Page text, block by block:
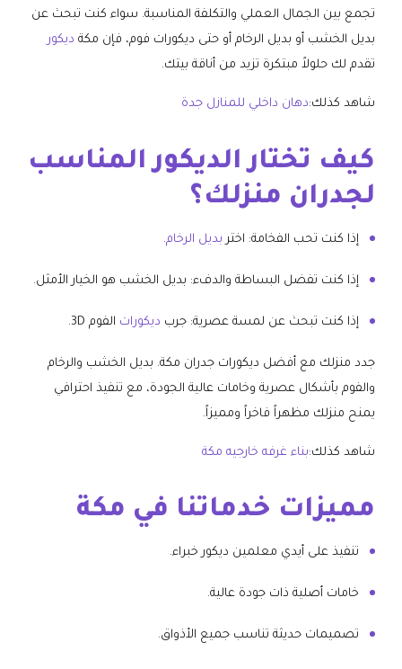
تجمع بين الجمال العملي والتكلفة المناسبة. سواء كنت تبحث عن
بديل الخشب أو بديل الرخام أو حتى ديكورات فوم، فإن مكة ديكور
تقدم لك حلولاً مبتكرة تزيد من أناقة بيتك.
شاهد كذلك:دهان داخلي للمنازل جدة
كيف تختار الديكور المناسب
لجدران منزلك؟
إذا كنت تحب الفخامة: اختر بديل الرخام.
إذا كنت تفضل البساطة والدفء: بديل الخشب هو الخيار الأمثل.
إذا كنت تبحث عن لمسة عصرية: جرب ديكورات الفوم 3D.
جدد منزلك مع أفضل ديكورات جدران مكة. بديل الخشب والرخام
والفوم بأشكال عصرية وخامات عالية الجودة، مع تنفيذ احترافي
يمنح منزلك مظهراً فاخراً ومميزاً.
شاهد كذلك:بناء غرفه خارجيه مكة
مميزات خدماتنا في مكة
تنفيذ على أيدي معلمين ديكور خبراء.
خامات أصلية ذات جودة عالية.
تصميمات حديثة تناسب جميع الأذواق.